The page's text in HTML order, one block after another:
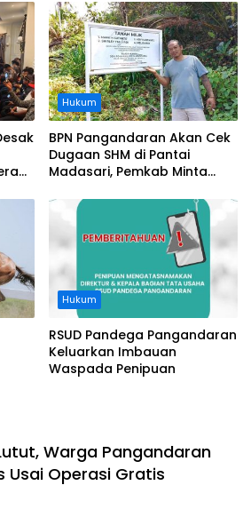
Hukum
BPN Pangandaran Akan Cek
Dugaan SHM di Pantai
Madasari, Pemkab Minta
Hukum
RSUD Pandega Pangandaran
Keluarkan Imbauan
Waspada Penipuan
Warga Pangandaran
Usai Operasi Gratis